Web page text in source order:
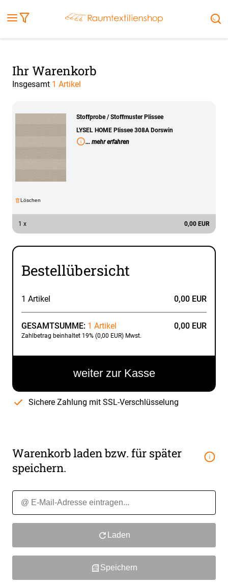
Außenrollo
Stoffe
Markise Sonnensegel
Ihr Warenkorb
Insgesamt 1 Artikel
Stoffprobe / Stoffmuster Plissee
LYSEL HOME Plissee 308A Dorswin
... mehr erfahren
Löschen
0,00 EUR
1 x
Bestellübersicht
1 Artikel 0,00 EUR
GESAMTSUMME: 1 Artikel
Zahlbetrag beinhaltet 19% (0,00 EUR) Mwst.
0,00 EUR
weiter zur Kasse
Sichere Zahlung mit SSL-Verschlüsselung
Warenkorb laden bzw. für später
speichern.
Laden
Speichern